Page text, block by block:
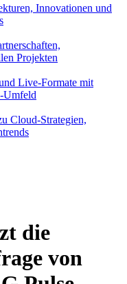
Innovationen und
Projekten
Live-Formate mit
Umfeld
Cloud-Strategien,
die
von